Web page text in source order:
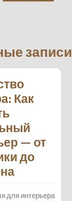
записи
Как
— от
до
для интерьера